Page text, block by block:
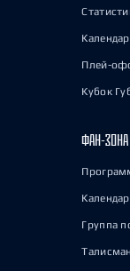
Плей-
Кубок
ФАН-ЗОНА
Группа